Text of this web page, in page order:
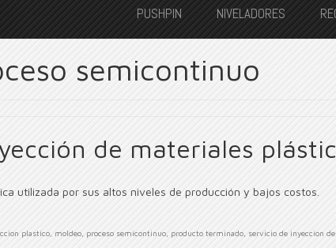
PUSHPIN NIVELADORES
semicontinuo
de materiales
utilizada por sus altos niveles de producción y bajos costos.
plastico moldeo proceso semicontinuo producto terminado servicio de inyeccion